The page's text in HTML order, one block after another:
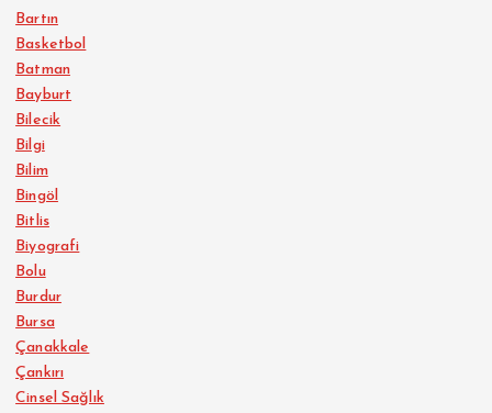
Bartın
Basketbol
Batman
Bayburt
Bilecik
Bilgi
Bilim
Bingöl
Bitlis
Biyografi
Bolu
Burdur
Bursa
Çanakkale
Çankırı
Cinsel Sağlık